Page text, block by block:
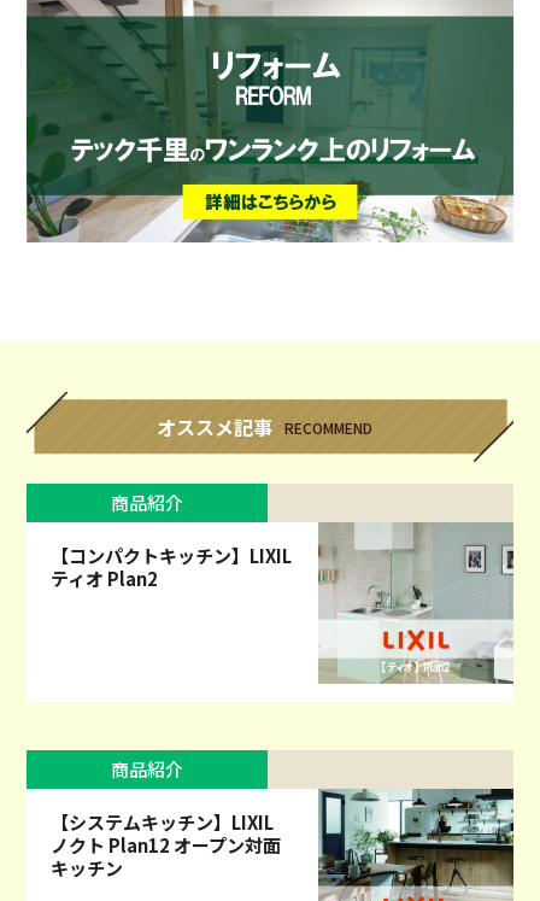
オススメ記事 RECOMMEND
商品紹介
【コンパクトキッチン】LIXIL
ティオ Plan2
商品紹介
【システムキッチン】LIXIL
ノクト Plan12 オープン対面
キッチン